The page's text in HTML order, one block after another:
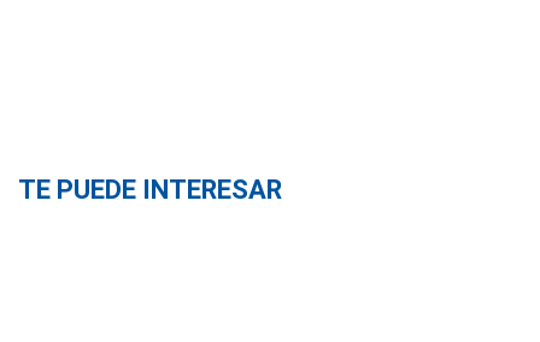
TE PUEDE INTERESAR